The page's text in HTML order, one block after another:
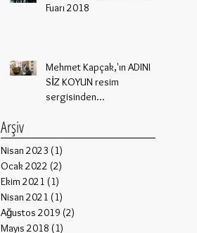
Fuarı 2018
Mehmet Kapçak,'ın ADINI
SİZ KOYUN resim
sergisinden...
Arşiv
Nisan 2023 (1)
Ocak 2022 (2)
Ekim 2021 (1)
Nisan 2021 (1)
Ağustos 2019 (2)
Mayıs 2018 (1)